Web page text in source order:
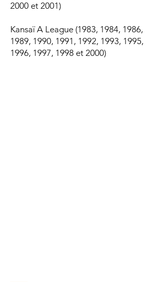
2000 et 2001)
Kansaï A League (1983, 1984, 1986,
1989, 1990, 1991, 1992, 1993, 1995,
1996, 1997, 1998 et 2000)